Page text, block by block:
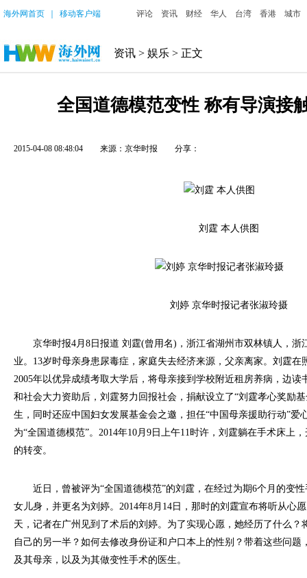
海外网首页 移动客户端 评论 资讯 财经 华人 台湾 香港 城市
资讯 > 娱乐 > 正文
全国道德模范变性 称有导演接
2015-04-08 08:48:04 来源：京华时报 分享：
刘霆 本人供图
刘婷 京华时报记者张淑玲摄
京华时报4月8日报道 刘霆(曾用名)，浙江省湖州市双林镇人，浙
业。13岁时母亲身患尿毒症，家庭失去经济来源，父亲离家。刘霆在
2005年以优异成绩考取大学后，将母亲接到学校附近租房养病，边读
和社会大力资助后，刘霆努力回报社会，捐献设立了“刘霆孝心奖励
生，同时还应中国妇女发展基金会之邀，担任“中国母亲援助行动”爱
为“全国道德模范”。2014年10月9日上午11时许，刘霆躺在手术床上
的转变。
近日，曾被评为“全国道德模范”的刘霆，在经过为期6个月的变性
女儿身，并更名为刘婷。2014年8月14日，那时的刘霆宣布将听从心
天，记者在广州见到了术后的刘婷。为了实现心愿，她经历了什么？
自己的另一半？如何去修改身份证和户口本上的性别？带着这些问题
及其母亲，以及为其做变性手术的医生。